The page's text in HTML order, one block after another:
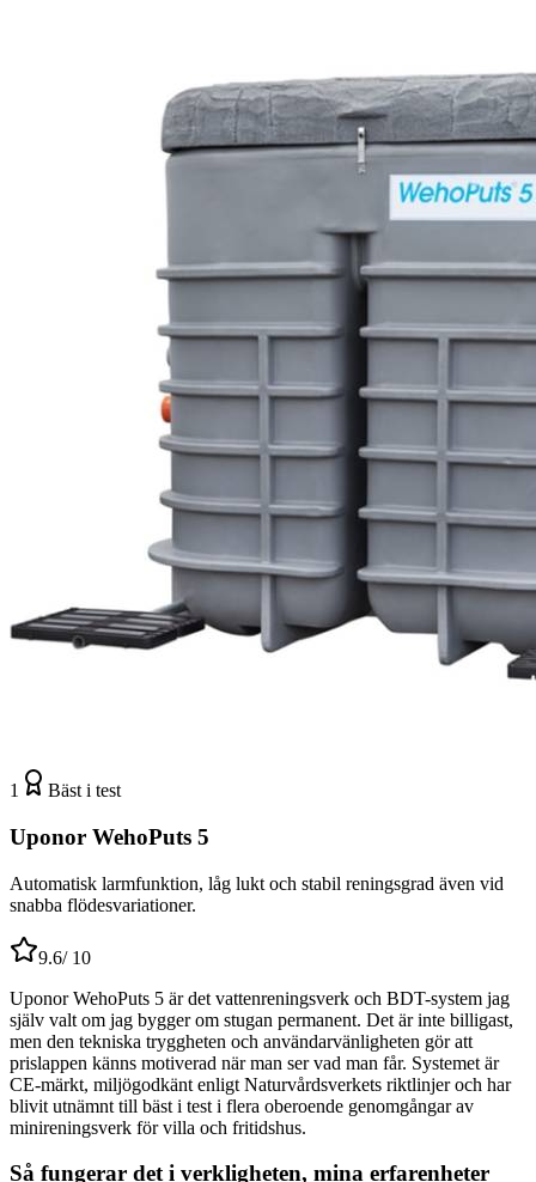
1 Bäst i test
Uponor WehoPuts 5
Automatisk larmfunktion, låg lukt och stabil reningsgrad även vid
snabba flödesvariationer.
9.6/ 10
Uponor WehoPuts 5 är det vattenreningsverk och BDT-system jag
själv valt om jag bygger om stugan permanent. Det är inte billigast,
men den tekniska tryggheten och användarvänligheten gör att
prislappen känns motiverad när man ser vad man får. Systemet är
CE-märkt, miljögodkänt enligt Naturvårdsverkets riktlinjer och har
blivit utnämnt till bäst i test i flera oberoende genomgångar av
minireningsverk för villa och fritidshus.
Så fungerar det i verkligheten, mina erfarenheter